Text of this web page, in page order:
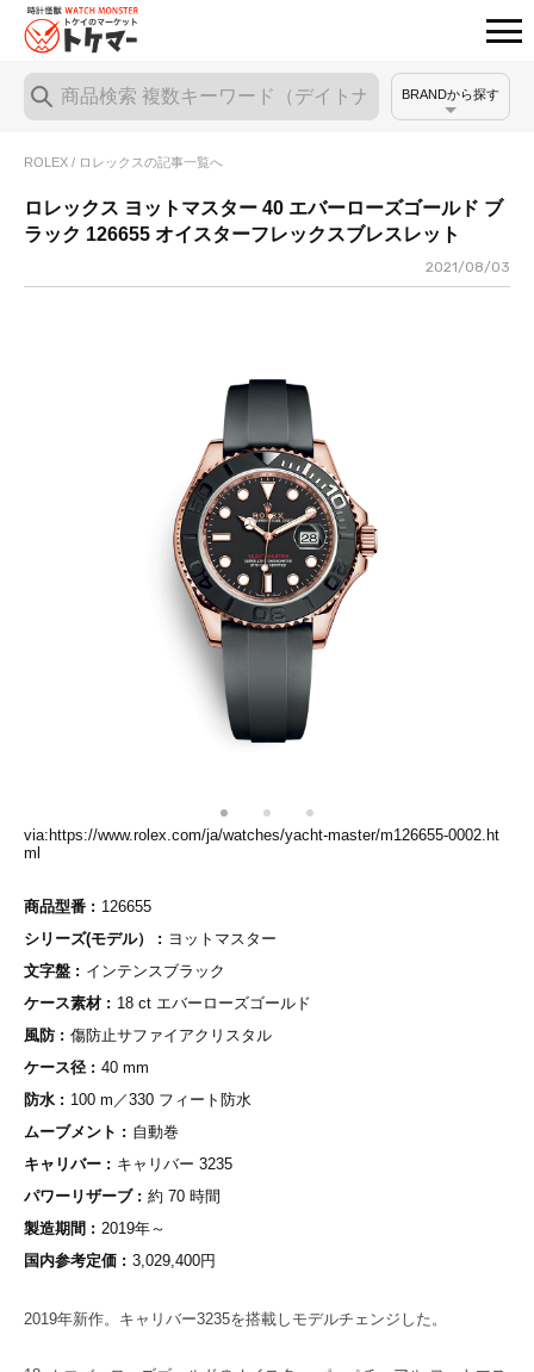
BRANDから探す
ROLEX / ロレックスの記事一覧へ
ロレックス ヨットマスター 40 エバーローズゴールド ブ
ラック 126655 オイスターフレックスブレスレット
2021/08/03
via:https://www.rolex.com/ja/watches/yacht-master/m126655-0002.ht
ml
商品型番
126655
シリーズ(モデル）
ヨットマスター
文字盤
インテンスブラック
ケース素材
18 ct エバーローズゴールド
風防
傷防止サファイアクリスタル
ケース径
40 mm
防水
100 m／330 フィート防水
ムーブメント
自動巻
キャリバー
キャリバー 3235
パワーリザーブ
約 70 時間
製造期間
2019年～
国内参考定価
3,029,400円
2019年新作。キャリバー3235を搭載しモデルチェンジした。